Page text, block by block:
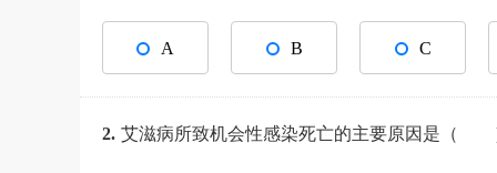
A B C
2. 艾滋病所致机会性感染死亡的主要原因是（